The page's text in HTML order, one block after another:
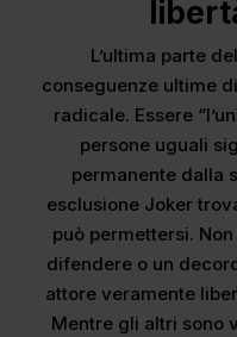
​L’ultima parte
conseguenze ultime
radicale. Essere
persone uguali
permanente dalla
esclusione Joker
può permettersi.
difendere o un
attore veramente
Mentre gli altri sono